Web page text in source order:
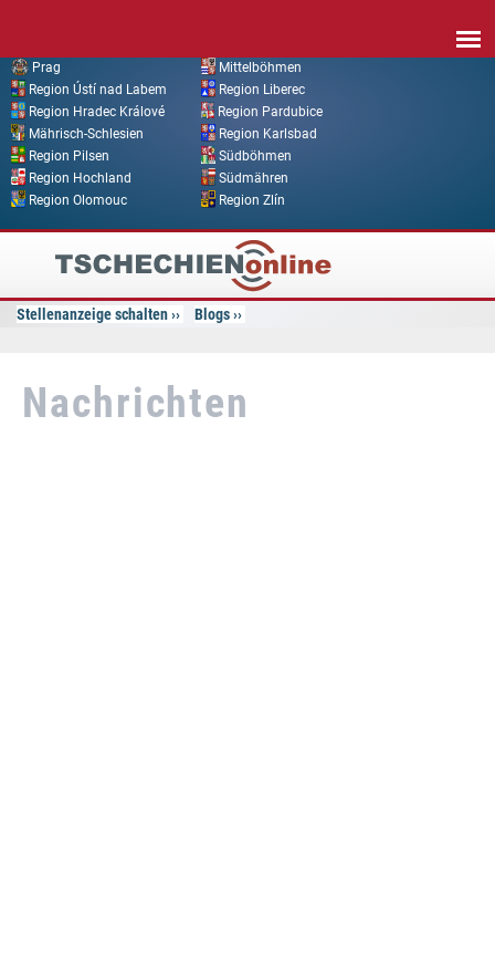
Prag
Mittelböhmen
Region Ústí nad Labem
Region Liberec
Region Hradec Králové
Region Pardubice
Mährisch-Schlesien
Region Karlsbad
Region Pilsen
Südböhmen
Region Hochland
Südmähren
Region Olomouc
Region Zlín
Tschechien
Online
Stellenanzeige schalten Blogs
Nachrichten